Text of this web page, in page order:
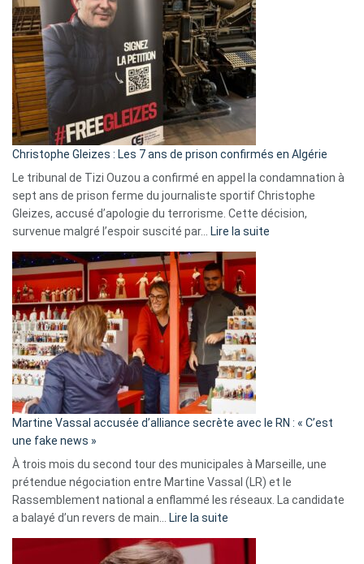
Espagne,
Irlande
et
Slovénie
rejettent
la
présence
d’Israël
Christophe Gleizes : Les 7 ans de prison confirmés en Algérie
Le tribunal de Tizi Ouzou a confirmé en appel la condamnation à
sept ans de prison ferme du journaliste sportif Christophe
Gleizes, accusé d’apologie du terrorisme. Cette décision,
survenue malgré l’espoir suscité par…
Lire la suite
Algérie
Martine Vassal accusée d’alliance secrète avec le RN : « C’est
une fake news »
À trois mois du second tour des municipales à Marseille, une
prétendue négociation entre Martine Vassal (LR) et le
Rassemblement national a enflammé les réseaux. La candidate
a balayé d’un revers de main…
Lire la suite